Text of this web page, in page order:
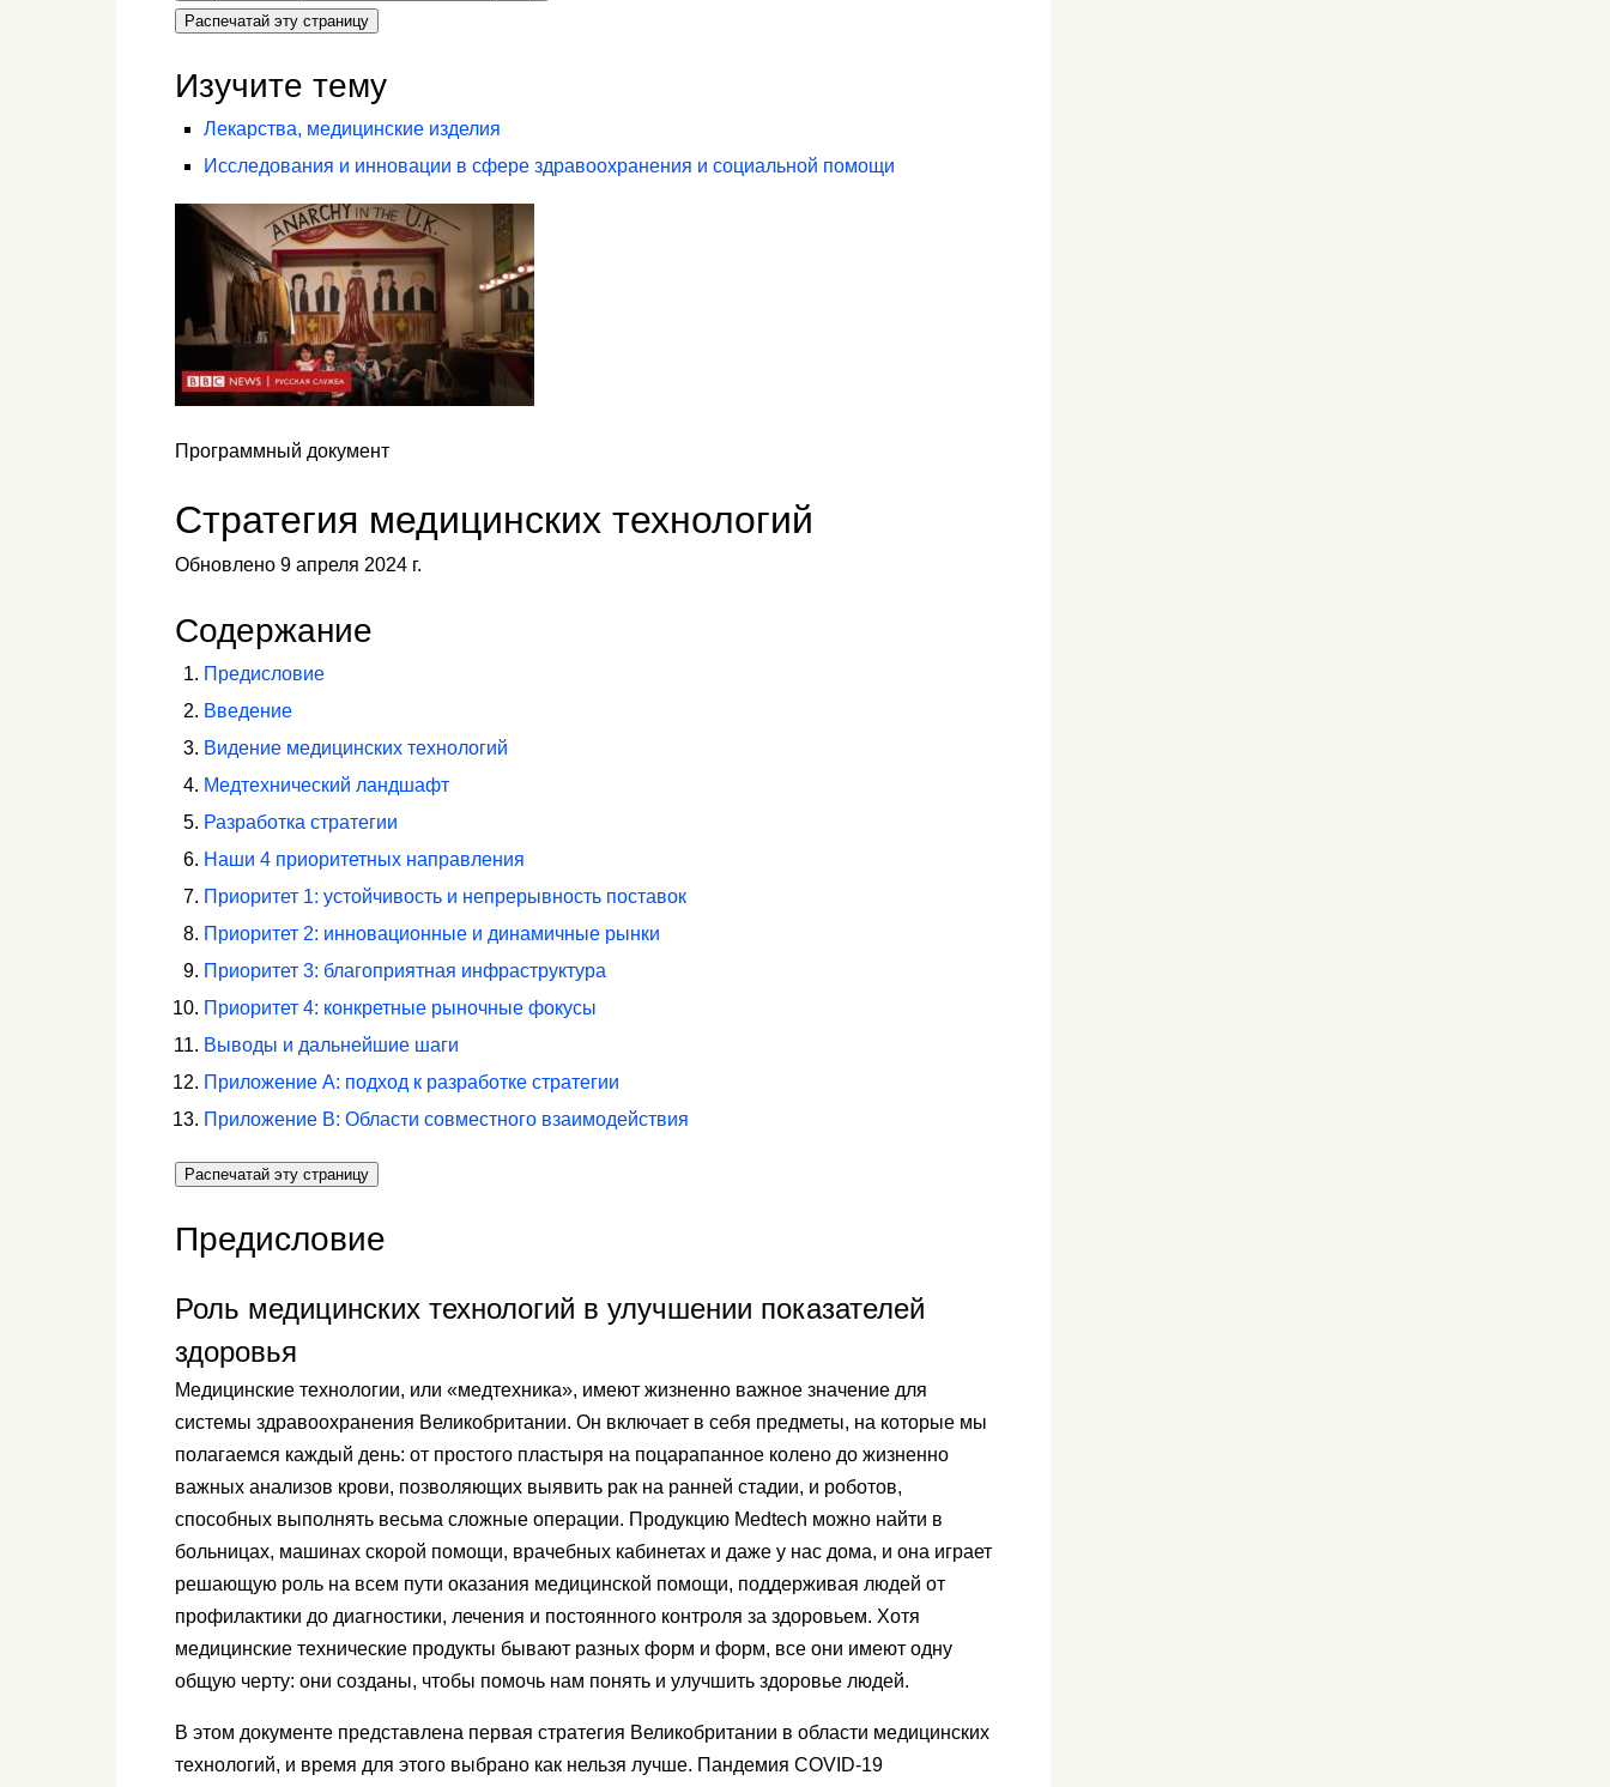
Распечатай эту страницу
Изучите тему
Лекарства, медицинские изделия
Исследования и инновации в сфере здравоохранения и социальной помощи
Программный документ
Стратегия медицинских технологий
Обновлено 9 апреля 2024 г.
Содержание
Предисловие
Введение
Видение медицинских технологий
Медтехнический ландшафт
Разработка стратегии
Наши 4 приоритетных направления
Приоритет 1: устойчивость и непрерывность поставок
Приоритет 2: инновационные и динамичные рынки
Приоритет 3: благоприятная инфраструктура
Приоритет 4: конкретные рыночные фокусы
Выводы и дальнейшие шаги
Приложение A: подход к разработке стратегии
Приложение B: Области совместного взаимодействия
Распечатай эту страницу
Предисловие
Роль медицинских технологий в улучшении показателей
здоровья
Медицинские технологии, или «медтехника», имеют жизненно важное значение для
системы здравоохранения Великобритании. Он включает в себя предметы, на которые мы
полагаемся каждый день: от простого пластыря на поцарапанное колено до жизненно
важных анализов крови, позволяющих выявить рак на ранней стадии, и роботов,
способных выполнять весьма сложные операции. Продукцию Medtech можно найти в
больницах, машинах скорой помощи, врачебных кабинетах и ​​даже у нас дома, и она играет
решающую роль на всем пути оказания медицинской помощи, поддерживая людей от
профилактики до диагностики, лечения и постоянного контроля за здоровьем. Хотя
медицинские технические продукты бывают разных форм и форм, все они имеют одну
общую черту: они созданы, чтобы помочь нам понять и улучшить здоровье людей.
В этом документе представлена ​​первая стратегия Великобритании в области медицинских
технологий, и время для этого выбрано как нельзя лучше. Пандемия COVID-19